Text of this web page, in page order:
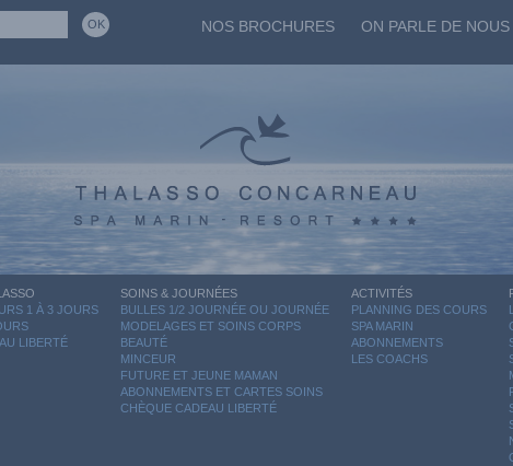
NOS BROCHURES ON PARLE DE NOUS
1 À 3 JOURS
LIBERTÉ
SOINS & JOURNÉES
BULLES 1/2 JOURNÉE OU JOURNÉE
MODELAGES ET SOINS CORPS
BEAUTÉ
MINCEUR
FUTURE ET JEUNE MAMAN
ABONNEMENTS ET CARTES SOINS
CHÈQUE CADEAU LIBERTÉ
ACTIVITÉS
PLANNING DES COURS
SPA MARIN
ABONNEMENTS
LES COACHS